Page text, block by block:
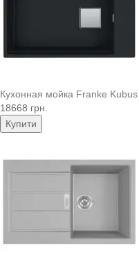
Кухонная мойка Franke
18668 грн.
Купити